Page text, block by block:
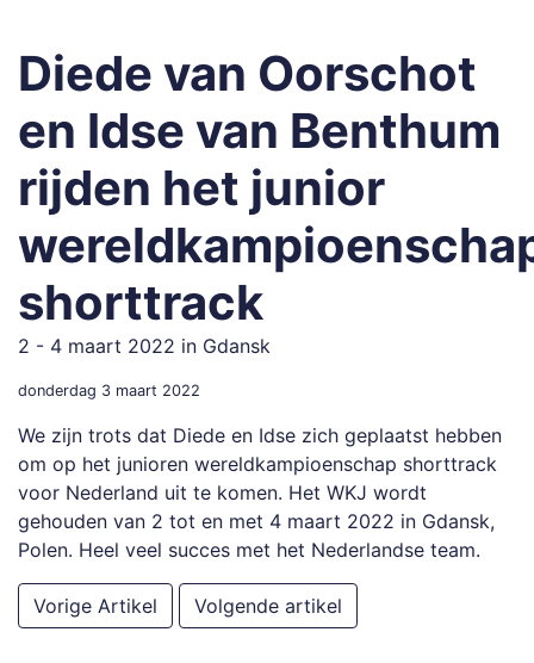
Diede van Oorschot
en Idse van Benthum
rijden het junior
shorttrack
2 - 4 maart 2022 in Gdansk
donderdag 3 maart 2022
We zijn trots dat Diede en Idse zich geplaatst hebben
om op het junioren wereldkampioenschap shorttrack
voor Nederland uit te komen. Het WKJ wordt
gehouden van 2 tot en met 4 maart 2022 in Gdansk,
Polen. Heel veel succes met het Nederlandse team.
Vorige Artikel Volgende artikel